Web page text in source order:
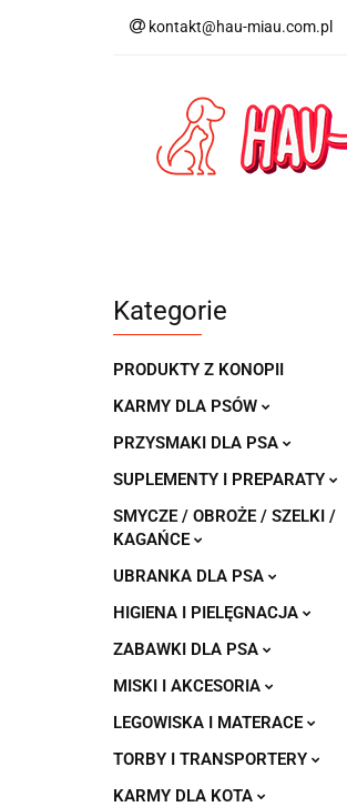
kontakt@hau-miau.com.pl
Kategorie
PRODUKTY Z KONOPII
KARMY DLA PSÓW
PRZYSMAKI DLA PSA
SUPLEMENTY I PREPARATY
SMYCZE / OBROŻE / SZELKI /
KAGAŃCE
UBRANKA DLA PSA
HIGIENA I PIELĘGNACJA
ZABAWKI DLA PSA
MISKI I AKCESORIA
LEGOWISKA I MATERACE
TORBY I TRANSPORTERY
KARMY DLA KOTA